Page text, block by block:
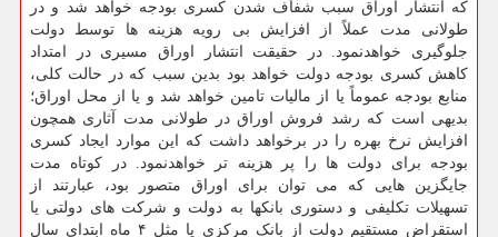
که انتشار اوراق سبب شفاف شدن کسری بودجه خواهد شد و در
طولانی مدت عملاً از افزایش بی رویه هزینه ها توسط دولت
جلوگیری خواهدنمود. در حقیقت انتشار اوراق مسیری در امتداد
کاهش کسری بودجه دولت خواهد بود بدین سبب که در حالت کلی،
منابع بودجه عموماً یا از مالیات تامین خواهد شد و یا از محل اوراق؛
بدیهی است که رشد فروش اوراق در طولانی مدت آثاری همچون
افزایش نرخ بهره را در برخواهد داشت که این موارد ایجاد کسری
بودجه برای دولت ها را پر هزینه تر خواهدنمود. در کوتاه مدت
جایگزین هایی که می توان برای اوراق متصور بود، عبارتند از
تسهیلات تکلیفی و دستوری بانکها به دولت و شرکت های دولتی یا
استقراض مستقیم دولت از بانک مرکزی یا مثل ۴ ماه ابتدای سال